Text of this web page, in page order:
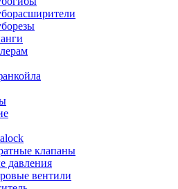
клапаны
давления
вентили